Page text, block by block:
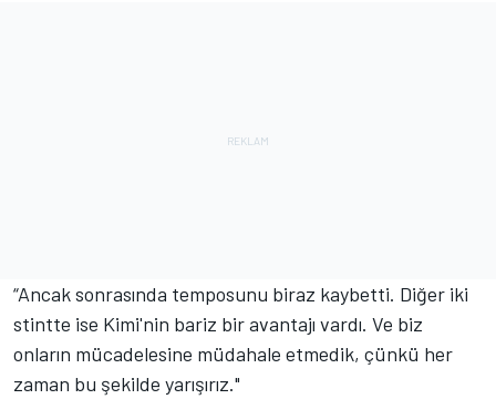
“Ancak sonrasında temposunu biraz kaybetti. Diğer iki
stintte ise Kimi'nin bariz bir avantajı vardı. Ve biz
onların mücadelesine müdahale etmedik, çünkü her
zaman bu şekilde yarışırız."